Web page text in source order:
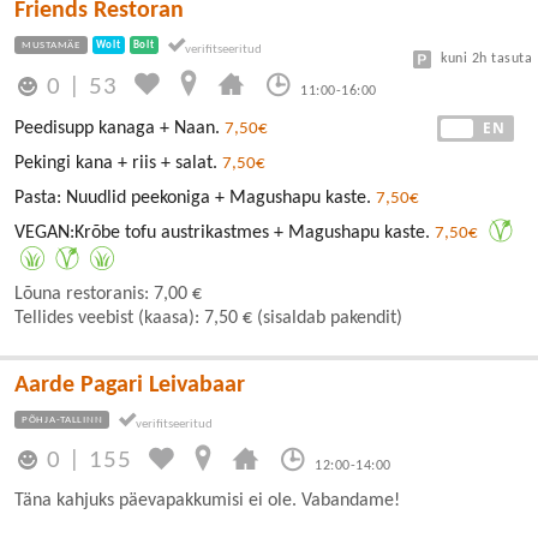
Friends Restoran
MUSTAMÄE Wolt Bolt
0 53 11:00-16:00
kuni 2h tasuta
EN
Peedisupp kanaga + Naan. 7,50€
Pekingi kana + riis + salat. 7,50€
Pasta: Nuudlid peekoniga + Magushapu kaste. 7,50€
VEGAN:Krõbe tofu austrikastmes + Magushapu kaste. 7,50€
Lõuna restoranis: 7,00 €
Tellides veebist (kaasa): 7,50 € (sisaldab pakendit)
Aarde Pagari Leivabaar
PÕHJA-TALLINN
0 155 12:00-14:00
Täna kahjuks päevapakkumisi ei ole. Vabandame!